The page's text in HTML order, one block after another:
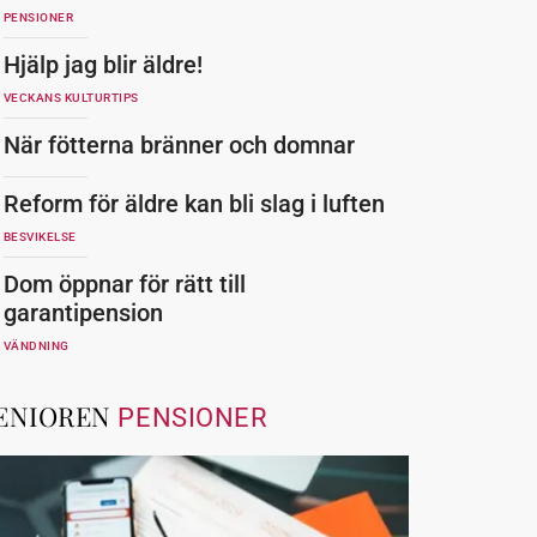
PENSIONER
Hjälp jag blir äldre!
VECKANS KULTURTIPS
När fötterna bränner och domnar
Reform för äldre kan bli slag i luften
BESVIKELSE
Dom öppnar för rätt till
garantipension
VÄNDNING
PENSIONER